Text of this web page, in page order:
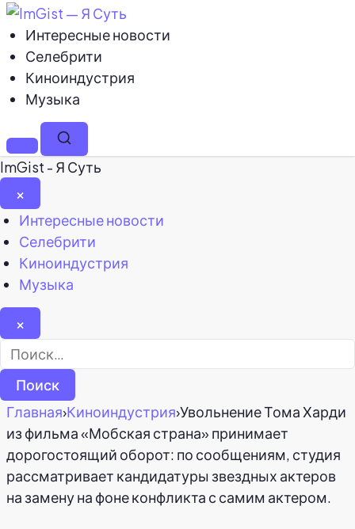
Интересные новости
Селебрити
Киноиндустрия
Музыка
МенюПоиск
ImGist - Я Суть
×
Закрыть
меню
Интересные новости
Селебрити
Киноиндустрия
Музыка
×
Найти:
Главная›Киноиндустрия›Увольнение Тома Харди
из фильма «Мобская страна» принимает
дорогостоящий оборот: по сообщениям, студия
рассматривает кандидатуры звездных актеров
на замену на фоне конфликта с самим актером.